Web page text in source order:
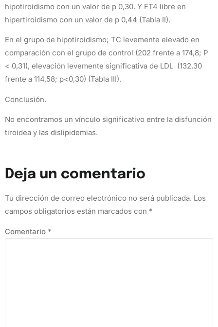
hipotiroidismo con un valor de p 0,30. Y FT4 libre en
hipertiroidismo con un valor de p 0,44 (Tabla II).
En el grupo de hipotiroidismo; TC levemente elevado en
comparación con el grupo de control (202 frente a 174,8; P
< 0,31), elevación levemente significativa de LDL (132,30
frente a 114,58; p<0,30) (Tabla III).
Conclusión.
No encontramos un vínculo significativo entre la disfunción
tiroidea y las dislipidemias.
Deja un comentario
Tu dirección de correo electrónico no será publicada. Los
campos obligatorios están marcados con *
Comentario *